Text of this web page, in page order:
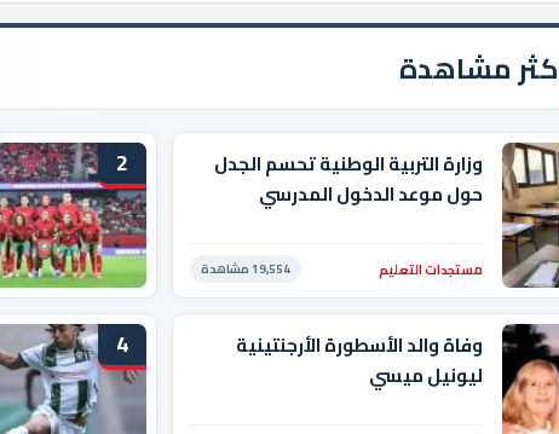
مشاهدة
وزارة التربية الوطنية تحسم الجدل
حول موعد الدخول المدرسي
مستجدات التعليم 19,554 مشاهدة
2
وفاة والد الأسطورة الأرجنتينية
ليونيل ميسي
4